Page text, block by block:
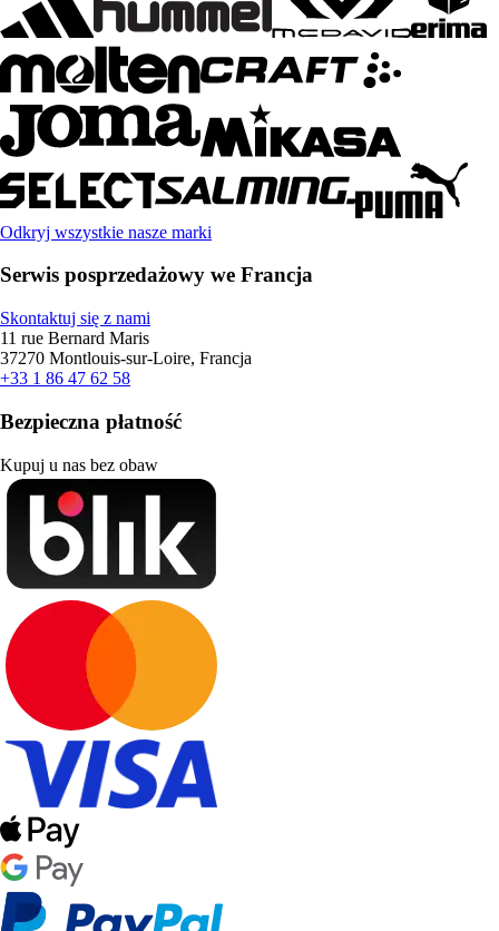
Odkryj wszystkie nasze marki
Serwis posprzedażowy we Francja
Skontaktuj się z nami
11 rue Bernard Maris
37270 Montlouis-sur-Loire, Francja
+33 1 86 47 62 58
Bezpieczna płatność
Kupuj u nas bez obaw